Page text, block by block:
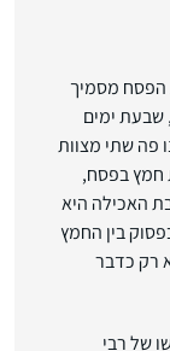
הפסח מסמיך
שבעת ימים
פה שתי מצוות
חמץ בפסח,
האכילה היא
בין החמץ
רק כדבר
של רבי